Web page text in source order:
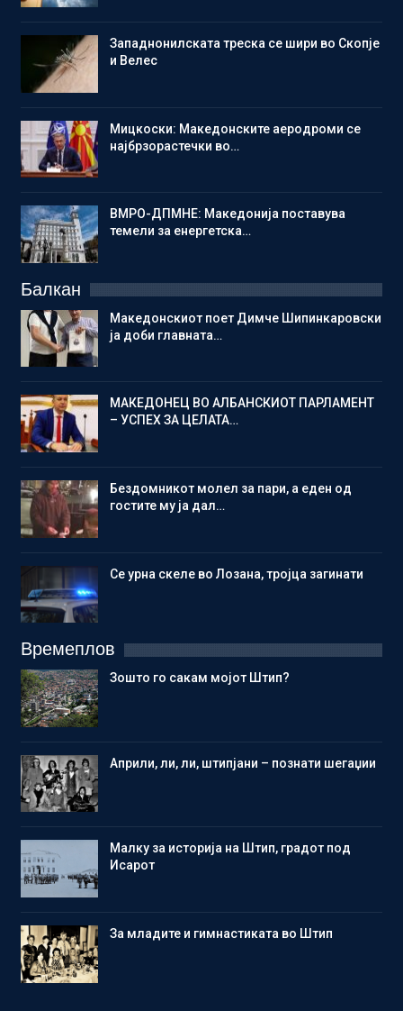
Западнонилската треска се шири во Скопје
и Велес
Мицкоски: Македонските аеродроми се
најбрзорастечки во…
ВМРО-ДПМНЕ: Македонија поставува
темели за енергетска…
Балкан
Македонскиот поет Димче Шипинкаровски
ја доби главната…
МАКЕДОНЕЦ ВО АЛБАНСКИОТ ПАРЛАМЕНТ
– УСПЕХ ЗА ЦЕЛАТА…
Бездомникот молел за пари, а еден од
гостите му ја дал…
Се урна скеле во Лозана, тројца загинати
Времеплов
Зошто го сакам мојот Штип?
Aприли, ли, ли, штипјани – познати шегаџии
Малку за историја на Штип, градот под
Исарот
Зa младите и гимнастиката во Штип